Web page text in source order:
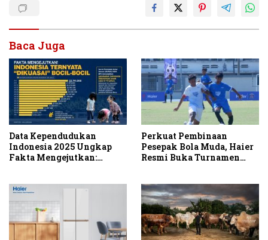
Baca Juga
Data Kependudukan
Indonesia 2025 Ungkap
Fakta Mengejutkan:
Perkuat Pembinaan
Pesepak Bola Muda, Haier
Resmi Buka Turnamen